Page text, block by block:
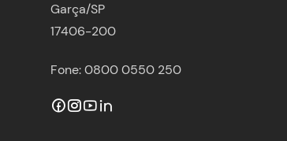
Garça/SP
17406-200
Fone: 0800 0550 250